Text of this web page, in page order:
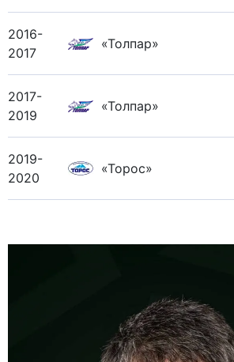
2016-
2017
«Толпар»
2017-
2019
«Толпар»
2019-
2020
«Торос»